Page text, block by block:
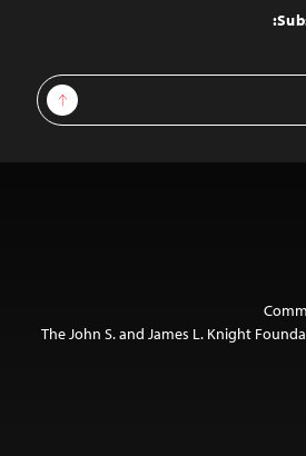
Sign Up
The John S. and James L. Knight